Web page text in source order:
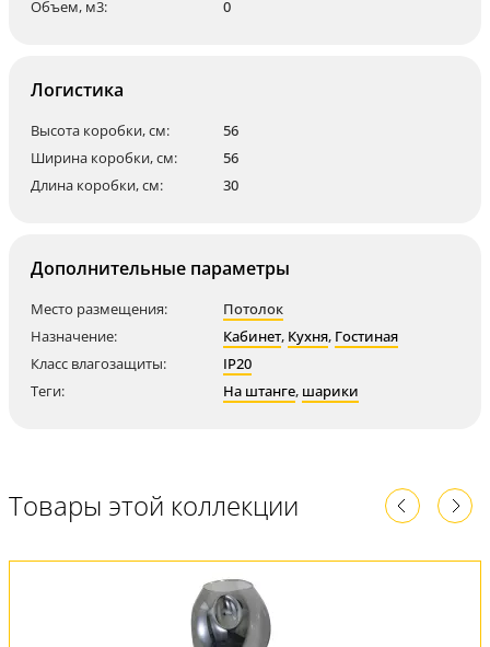
Объем, м3: 0
Логистика
Высота коробки, см:
56
Ширина коробки, см:
56
Длина коробки, см:
30
Дополнительные параметры
Место размещения:
Потолок
Назначение:
Кабинет, Кухня, Гостиная
Класс влагозащиты:
IP20
Теги:
На штанге, шарики
Товары этой коллекции